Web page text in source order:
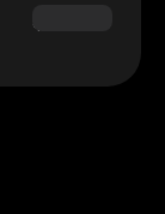
$180.00